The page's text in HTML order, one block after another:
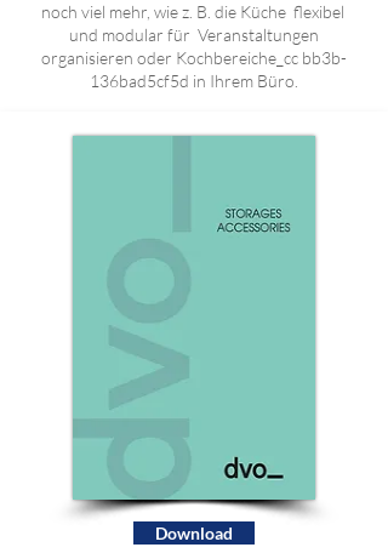
noch viel mehr, wie z. B. die Küche flexibel
und modular für Veranstaltungen
organisieren oder Kochbereiche_cc bb3b-
136bad5cf5d in Ihrem Büro.
Download